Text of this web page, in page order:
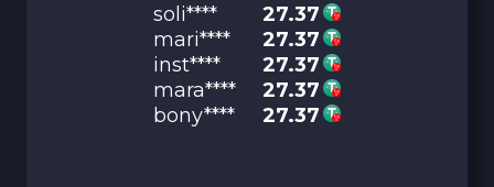
soli****
27.37
mari****
27.37
inst****
27.37
mara****
27.37
bony****
27.37